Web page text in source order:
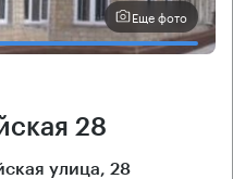
Еще фото
28
улица, 28